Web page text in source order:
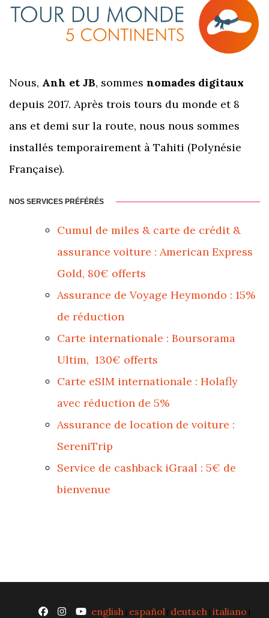
Nous, Anh et JB, sommes nomades digitaux
depuis 2017. Après trois tours du monde et 8
ans et demi sur la route, nous nous sommes
installés temporairement à Tahiti (Polynésie
Française).
NOS SERVICES PRÉFÉRÉS
Cumul de miles & carte de crédit &
assurance voiture : American Express
Gold, 80€ offerts
Assurance de Voyage Heymondo : 15%
de réduction
Carte internationale : Boursorama
Ultim, 130€ offerts
Carte eSIM internationale : Holafly
avec réduction de 5%
Assurance de location de voiture :
SereniTrip
Service de cashback iGraal : 5€ de
bienvenue
english | español | deutsch |italiano |